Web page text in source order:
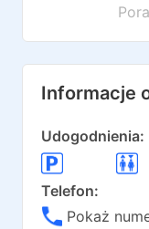
Informacje
Udogodnienia:
Telefon:
Pokaż